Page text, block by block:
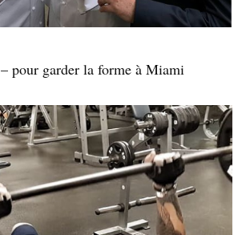
– pour garder la forme à Miami